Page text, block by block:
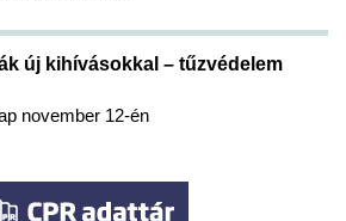
új kihívásokkal – tűzvédelem
november 12-én